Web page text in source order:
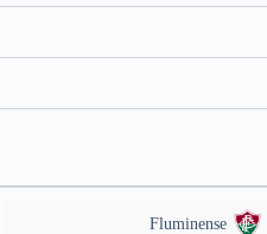
Fluminense